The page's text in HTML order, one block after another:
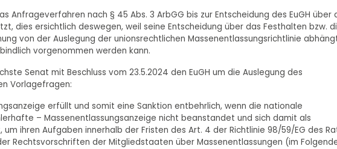
Anfrageverfahren nach § 45 Abs. 3 ArbGG bis zur Entscheidung des EuGH über
dies ersichtlich deswegen, weil seine Entscheidung über das Festhalten bzw.
von der Auslegung der unionsrechtlichen Massenentlassungsrichtlinie
vorgenommen werden kann.
Senat mit Beschluss vom 23.5.2024 den EuGH um die Auslegung des
Vorlagefragen:
erfüllt und somit eine Sanktion entbehrlich, wenn die nationale
– Massenentlassungsanzeige nicht beanstandet und sich damit als
ihren Aufgaben innerhalb der Fristen des Art. 4 der Richtlinie 98/59/EG des
Rechtsvorschriften der Mitgliedstaaten über Massenentlassungen (im